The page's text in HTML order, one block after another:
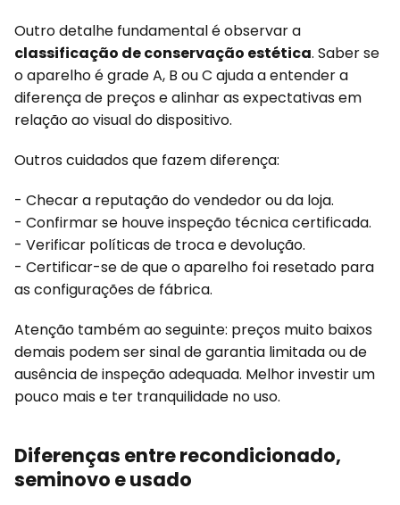
Outro detalhe fundamental é observar a
classificação de conservação estética. Saber se
o aparelho é grade A, B ou C ajuda a entender a
diferença de preços e alinhar as expectativas em
relação ao visual do dispositivo.
Outros cuidados que fazem diferença:
- Checar a reputação do vendedor ou da loja.
- Confirmar se houve inspeção técnica certificada.
- Verificar políticas de troca e devolução.
- Certificar-se de que o aparelho foi resetado para
as configurações de fábrica.
Atenção também ao seguinte: preços muito baixos
demais podem ser sinal de garantia limitada ou de
ausência de inspeção adequada. Melhor investir um
pouco mais e ter tranquilidade no uso.
Diferenças entre recondicionado,
seminovo e usado